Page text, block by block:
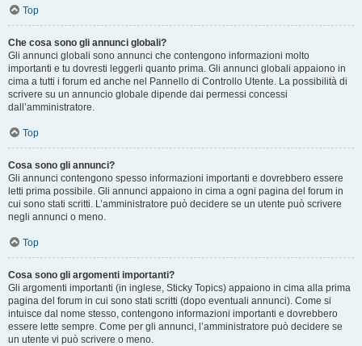
Top
Che cosa sono gli annunci globali?
Gli annunci globali sono annunci che contengono informazioni molto
importanti e tu dovresti leggerli quanto prima. Gli annunci globali appaiono in
cima a tutti i forum ed anche nel Pannello di Controllo Utente. La possibilità di
scrivere su un annuncio globale dipende dai permessi concessi
dall’amministratore.
Top
Cosa sono gli annunci?
Gli annunci contengono spesso informazioni importanti e dovrebbero essere
letti prima possibile. Gli annunci appaiono in cima a ogni pagina del forum in
cui sono stati scritti. L’amministratore può decidere se un utente può scrivere
negli annunci o meno.
Top
Cosa sono gli argomenti importanti?
Gli argomenti importanti (in inglese, Sticky Topics) appaiono in cima alla prima
pagina del forum in cui sono stati scritti (dopo eventuali annunci). Come si
intuisce dal nome stesso, contengono informazioni importanti e dovrebbero
essere lette sempre. Come per gli annunci, l’amministratore può decidere se
un utente vi può scrivere o meno.